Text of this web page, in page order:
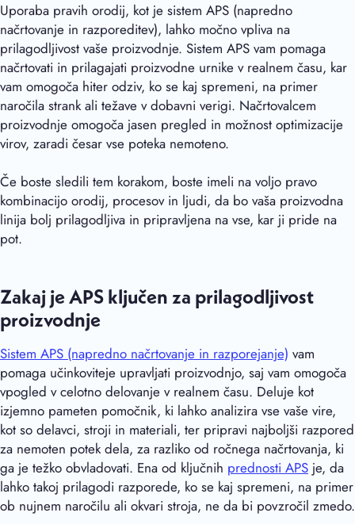
Uporaba pravih orodij, kot je sistem APS (napredno
načrtovanje in razporeditev), lahko močno vpliva na
prilagodljivost vaše proizvodnje. Sistem APS vam pomaga
načrtovati in prilagajati proizvodne urnike v realnem času, kar
vam omogoča hiter odziv, ko se kaj spremeni, na primer
naročila strank ali težave v dobavni verigi. Načrtovalcem
proizvodnje omogoča jasen pregled in možnost optimizacije
virov, zaradi česar vse poteka nemoteno.
Če boste sledili tem korakom, boste imeli na voljo pravo
kombinacijo orodij, procesov in ljudi, da bo vaša proizvodna
linija bolj prilagodljiva in pripravljena na vse, kar ji pride na
pot.
Zakaj je APS ključen za prilagodljivost
proizvodnje
Sistem APS (napredno načrtovanje in razporejanje) vam
pomaga učinkoviteje upravljati proizvodnjo, saj vam omogoča
vpogled v celotno delovanje v realnem času. Deluje kot
izjemno pameten pomočnik, ki lahko analizira vse vaše vire,
kot so delavci, stroji in materiali, ter pripravi najboljši razpored
za nemoten potek dela, za razliko od ročnega načrtovanja, ki
ga je težko obvladovati. Ena od ključnih prednosti APS je, da
lahko takoj prilagodi razporede, ko se kaj spremeni, na primer
ob nujnem naročilu ali okvari stroja, ne da bi povzročil zmedo.